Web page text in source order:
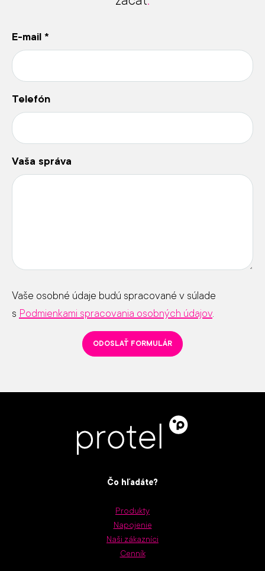
E-mail *
Telefón
Vaša správa
Vaše osobné údaje budú spracované v súlade
s Podmienkami spracovania osobných údajov.
ODOSLAŤ FORMULÁR
Čo hľadáte?
Produkty
Napojenie
Naši zákazníci
Cenník